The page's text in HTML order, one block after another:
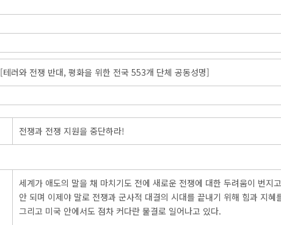
[테러와 전쟁 반대, 평화을 위한 전국 553개 단체 공동성명]
전쟁과 전쟁 지원을 중단하라!
세계가 애도의 말을 채 마치기도 전에 새로운 전쟁에 대한 두려움이 번지
안 되며 이제야 말로 전쟁과 군사적 대결의 시대를 끝내기 위해 힘과 지
그리고 미국 안에서도 점차 커다란 물결로 일어나고 있다.